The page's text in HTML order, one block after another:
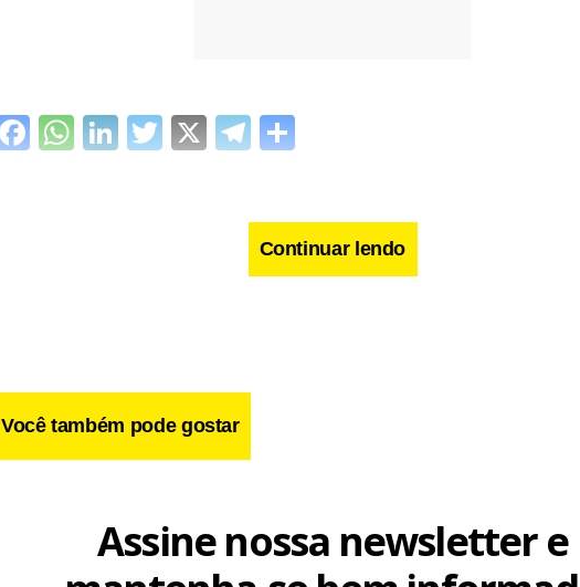
Facebook
WhatsApp
LinkedIn
Twitter
X Telegram
Continuar lendo
Você também pode gostar
Assine nossa newsletter e